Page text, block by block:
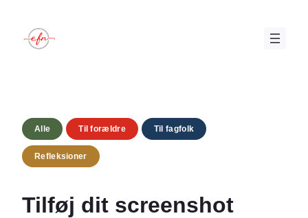
indhold
Alle Til forældre Til fagfolk
Refleksioner
Tilføj dit screenshot